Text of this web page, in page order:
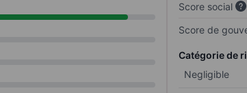
Score social
Score de
Catégorie de
Negligible